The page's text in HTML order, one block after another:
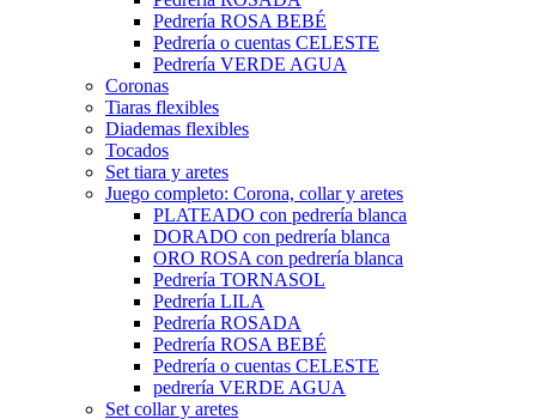
Pedrería ROSA BEBÉ
Pedrería o cuentas CELESTE
Pedrería VERDE AGUA
Coronas
Tiaras flexibles
Diademas flexibles
Tocados
Set tiara y aretes
Juego completo: Corona, collar y aretes
PLATEADO con pedrería blanca
DORADO con pedrería blanca
ORO ROSA con pedrería blanca
Pedrería TORNASOL
Pedrería LILA
Pedrería ROSADA
Pedrería ROSA BEBÉ
Pedrería o cuentas CELESTE
pedrería VERDE AGUA
Set collar y aretes